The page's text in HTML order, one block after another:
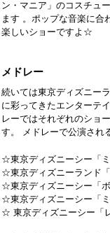
ン・マニア」のコスチュ
ます 。ポップな音楽に合
楽しいショーですよ☆
メドレー
続いては東京ディズニー
に彩ってきたエンターテ
レーではそれぞれのショ
す。 メドレーで公演され
☆東京ディズニーシー「
☆東京ディズニーランド
☆東京ディズニーシー「
☆東京ディズニーシー「
☆ 東京ディズニーシー「